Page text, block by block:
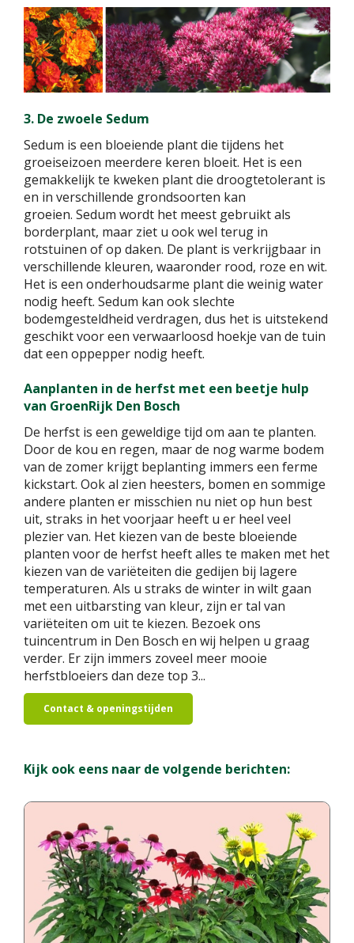
3. De zwoele Sedum
Sedum is een bloeiende plant die tijdens het
groeiseizoen meerdere keren bloeit. Het is een
gemakkelijk te kweken plant die droogtetolerant is
en in verschillende grondsoorten kan
groeien. Sedum wordt het meest gebruikt als
borderplant, maar ziet u ook wel terug in
rotstuinen of op daken. De plant is verkrijgbaar in
verschillende kleuren, waaronder rood, roze en wit.
Het is een onderhoudsarme plant die weinig water
nodig heeft. Sedum kan ook slechte
bodemgesteldheid verdragen, dus het is uitstekend
geschikt voor een verwaarloosd hoekje van de tuin
dat een oppepper nodig heeft.
Aanplanten in de herfst met een beetje hulp
van GroenRijk Den Bosch
De herfst is een geweldige tijd om aan te planten.
Door de kou en regen, maar de nog warme bodem
van de zomer krijgt beplanting immers een ferme
kickstart. Ook al zien heesters, bomen en sommige
andere planten er misschien nu niet op hun best
uit, straks in het voorjaar heeft u er heel veel
plezier van. Het kiezen van de beste bloeiende
planten voor de herfst heeft alles te maken met het
kiezen van de variëteiten die gedijen bij lagere
temperaturen. Als u straks de winter in wilt gaan
met een uitbarsting van kleur, zijn er tal van
variëteiten om uit te kiezen. Bezoek ons ​​
tuincentrum in Den Bosch en wij helpen u graag
verder. Er zijn immers zoveel meer mooie
herfstbloeiers dan deze top 3...
Contact & openingstijden
Kijk ook eens naar de volgende berichten: